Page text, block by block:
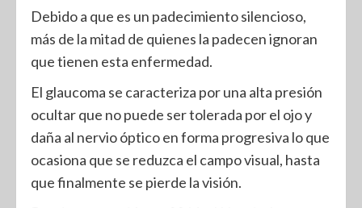
Debido a que es un padecimiento silencioso,
más de la mitad de quienes la padecen ignoran
que tienen esta enfermedad.
El glaucoma se caracteriza por una alta presión
ocultar que no puede ser tolerada por el ojo y
daña al nervio óptico en forma progresiva lo que
ocasiona que se reduzca el campo visual, hasta
que finalmente se pierde la visión.